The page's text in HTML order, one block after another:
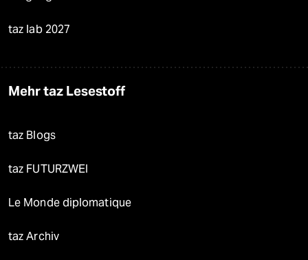
taz lab 2027
Mehr taz Lesestoff
taz Blogs
taz FUTURZWEI
Le Monde diplomatique
taz Archiv